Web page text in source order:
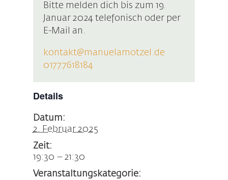
Bitte melden dich bis zum 19.
Januar 2024 telefonisch oder per
E-Mail an.
kontakt@manuelamotzel.de
0177.7618184
Details
Datum:
2. Februar 2025
Zeit:
19:30 – 21:30
Veranstaltungskategorie: